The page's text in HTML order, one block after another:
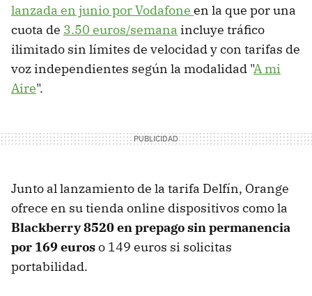
lanzada en junio por Vodafone en la que por una
cuota de 3.50 euros/semana incluye tráfico
ilimitado sin límites de velocidad y con tarifas de
voz independientes según la modalidad "A mi
Aire".
Junto al lanzamiento de la tarifa Delfín, Orange
ofrece en su tienda online dispositivos como la
Blackberry 8520 en prepago sin permanencia
por 169 euroso 149 euros si solicitas
portabilidad.